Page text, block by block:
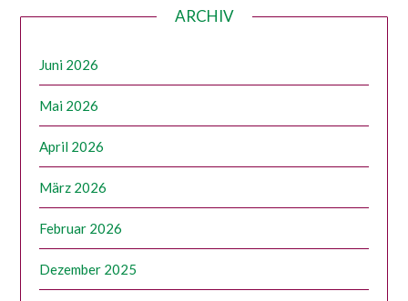
ARCHIV
Juni 2026
Mai 2026
April 2026
März 2026
Februar 2026
Dezember 2025